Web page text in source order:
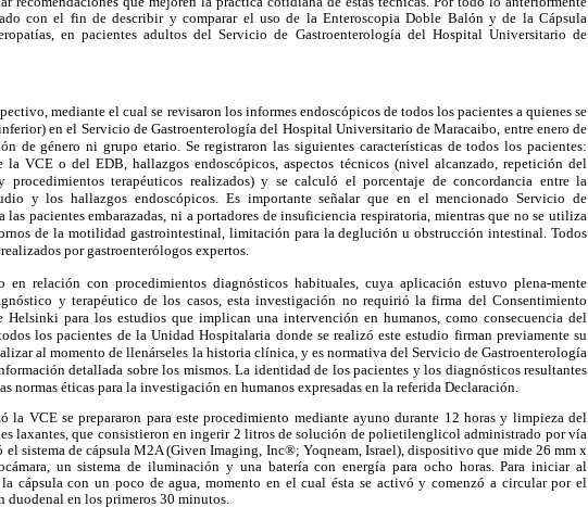
con el fin de describir y comparar el uso de la Enteroscopia Doble Balón y de la Cápsula
en pacientes adultos del Servicio de Gastroenterología del Hospital Universitario de
mediante el cual se revisaron los informes endoscópicos de todos los pacientes a quienes se
en el Servicio de Gastroenterología del Hospital Universitario de Maracaibo, entre enero de
de género ni grupo etario. Se registraron las siguientes características de todos los pacientes:
la VCE o del EDB, hallazgos endoscópicos, aspectos técnicos (nivel alcanzado, repetición del
terapéuticos realizados) y se calculó el porcentaje de concordancia entre la
y los hallazgos endoscópicos. Es importante señalar que en el mencionado Servicio de
pacientes embarazadas, ni a portadores de insuficiencia respiratoria, mientras que no se utiliza
de la motilidad gastrointestinal, limitación para la deglución u obstrucción intestinal. Todos
por gastroenterólogos expertos.
en relación con procedimientos diagnósticos habituales, cuya aplicación estuvo plena-mente
y terapéutico de los casos, esta investigación no requirió la firma del Consentimiento
para los estudios que implican una intervención en humanos, como consecuencia del
los pacientes de la Unidad Hospitalaria donde se realizó este estudio firman previamente su
al momento de llenárseles la historia clínica, y es normativa del Servicio de Gastroenterología
detallada sobre los mismos. La identidad de los pacientes y los diagnósticos resultantes
normas éticas para la investigación en humanos expresadas en la referida Declaración.
la VCE se prepararon para este procedimiento mediante ayuno durante 12 horas y limpieza del
laxantes, que consistieron en ingerir 2 litros de solución de polietilenglicol administrado por vía
sistema de cápsula M2A (Given Imaging, Inc®; Yoqneam, Israel), dispositivo que mide 26 mm x
un sistema de iluminación y una batería con energía para ocho horas. Para iniciar al
cápsula con un poco de agua, momento en el cual ésta se activó y comenzó a circular por el
duodenal en los primeros 30 minutos.